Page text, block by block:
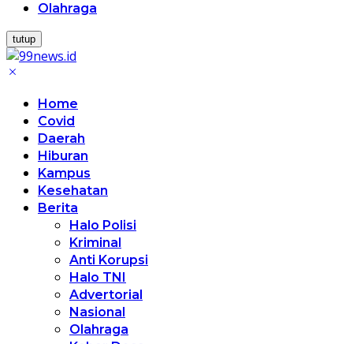
Olahraga
tutup
Home
Covid
Daerah
Hiburan
Kampus
Kesehatan
Berita
Halo Polisi
Kriminal
Anti Korupsi
Halo TNI
Advertorial
Nasional
Olahraga